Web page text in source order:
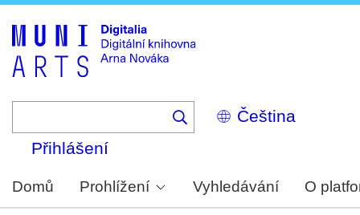
Select
your
Přihlášení
Domů Prohlížení Vyhledávání O